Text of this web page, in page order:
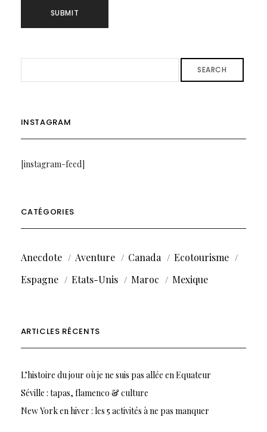
SEARCH
INSTAGRAM
[instagram-feed]
CATÉGORIES
Anecdote Aventure Canada
Ecotourisme
Espagne
Etats-Unis Maroc Mexique
ARTICLES RÉCENTS
L’histoire du jour où je ne suis pas allée en Equateur
Séville : tapas, flamenco & culture
New York en hiver : les 5 activités à ne pas manquer